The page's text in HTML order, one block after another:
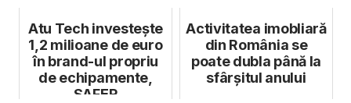
cum vrei. Simpl...
Atu Tech investește
1,2 milioane de euro
în brand-ul propriu
de echipamente,
SAFER
Activitatea imobliară
din România se
poate dubla până la
sfârșitul anului